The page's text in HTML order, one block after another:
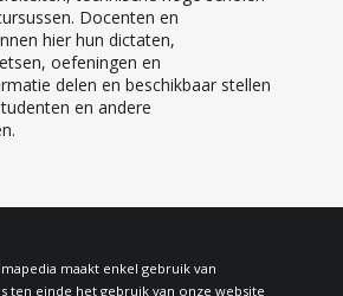
Docenten en
hier hun dictaten,
oefeningen en
delen en beschikbaar stellen
en andere
maakt enkel gebruik van
ten einde het gebruik van onze website